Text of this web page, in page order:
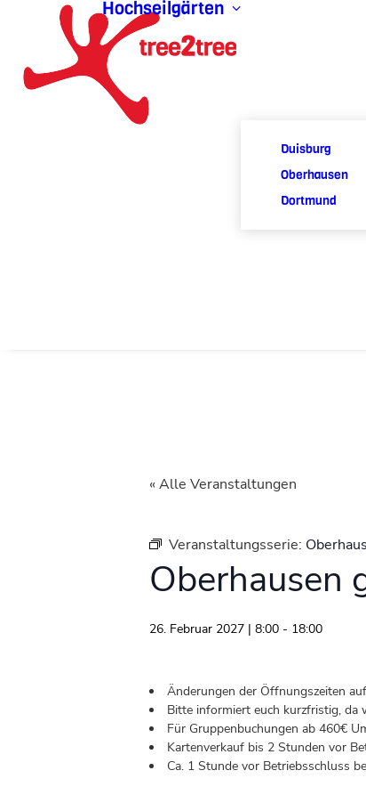
Hochseilgärten
Duisburg
Oberhausen
Dortmund
« Alle Veranstaltungen
Veranstaltungsserie:
Oberhausen
26. Februar 2027 | 8:00 - 18:00
Änderungen der Öffnungszeiten
Bitte informiert euch kurzfristig, da
Für Gruppenbuchungen ab 460€
Kartenverkauf bis 2 Stunden vor
Ca. 1 Stunde vor Betriebsschluss